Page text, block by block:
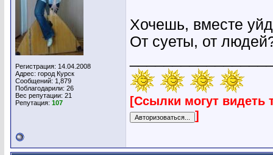
Регистрация: 14.04.2008
Адрес: город Курск
Сообщений: 1,879
Поблагодарили: 26
Вес репутации: 21
Репутация: 107
Хочешь, вместе
От суеты, от
[Ссылки могут видеть
]